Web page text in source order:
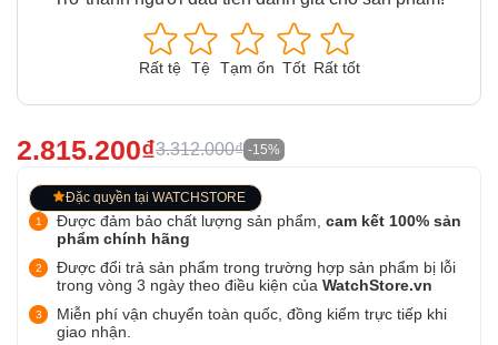
Rất tệ Tệ Tạm ổn Tốt Rất tốt
2.815.200₫3.312.000₫ -15%
Đặc quyền tại WATCHSTORE
Được đảm bảo chất lượng sản phẩm, cam kết 100% sản
phẩm chính hãng
Được đổi trả sản phẩm trong trường hợp sản phẩm bị lỗi
trong vòng 3 ngày theo điều kiện của WatchStore.vn
Miễn phí vận chuyển toàn quốc, đồng kiểm trực tiếp khi
giao nhận.